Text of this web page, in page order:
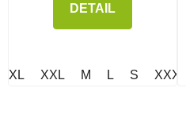
DETAIL
XL XXL M L S XXXL